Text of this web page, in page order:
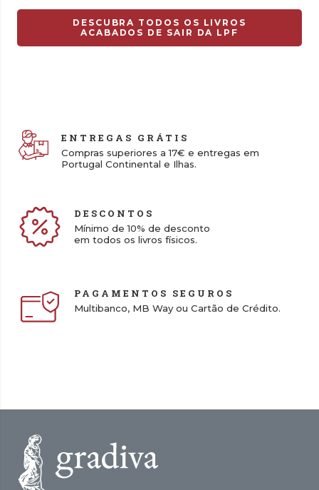
DESCUBRA TODOS OS LIVROS
ACABADOS DE SAIR DA LPF
ENTREGAS GRÁTIS
Compras superiores a 17€ e entregas em
Portugal Continental e Ilhas.
DESCONTOS
Mínimo de 10% de desconto
em todos os livros físicos.
PAGAMENTOS SEGUROS
Multibanco, MB Way ou Cartão de Crédito.